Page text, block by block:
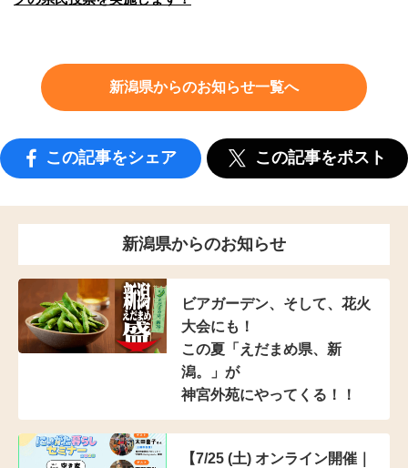
新潟県からのお知らせ一覧へ
この記事をシェア この記事をポスト
新潟県からのお知らせ
ビアガーデン、そして、花火
大会にも！
この夏「えだまめ県、新
潟。」が
神宮外苑にやってくる！！
【7/25 (土) オンライン開催｜